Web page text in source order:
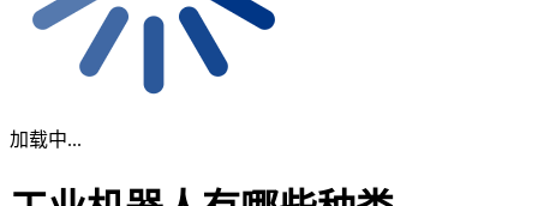
加载中...